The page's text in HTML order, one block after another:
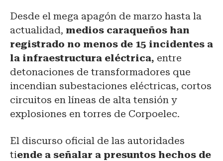
Desde el mega apagón de marzo hasta la
actualidad, medios caraqueños han
registrado no menos de 15 incidentes a
la infraestructura eléctrica, entre
detonaciones de transformadores que
incendian subestaciones eléctricas, cortos
circuitos en líneas de alta tensión y
explosiones en torres de Corpoelec.
El discurso oficial de las autoridades
tiende a señalar a presuntos hechos de